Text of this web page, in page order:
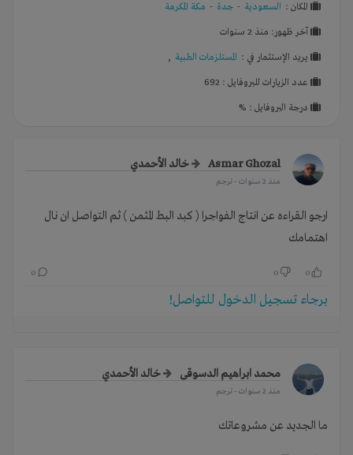
المكان : السعودية - جدة - مكة المكرمة
آخر ظهور: منذ 2 سنوات
يريد الإستثمار في : المستلزمات الطبية ,
عدد الزيارات للبروفايل : 692
درجة البروفايل : %
Asmar Ghozal خالد الأحمدي
منذ 2 سنوات - ترجم
ارجو القراءه عن انتاج الفواجرا ( كبد البط المثمن ) ثم التواصل ان نال
اهتمامك
0
0
0
برجاء تسجيل الدخول للتواصل!
محمد ابراهيم الدسوقى خالد الأحمدي
منذ 2 سنوات - ترجم
ما الجديد عن مشروعاتك